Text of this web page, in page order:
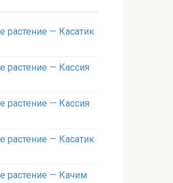
растение — Касатик
растение — Кассия
растение — Кассия
растение — Касатик
растение — Качим